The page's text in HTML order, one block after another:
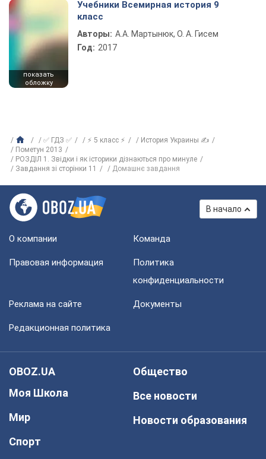
показать
обложку
Учебники Всемирная история 9
класс
Авторы: А.А. Мартынюк, О. А. Гисем
Год: 2017
✅ ГДЗ ✅ ⚡ 5 класс ⚡
История Украины ✍
Пометун 2013
РОЗДІЛ 1. Звідки і як історики дізнаються про минуле
Завдання зі сторінки 11
Домашнє завдання
В начало
О компании Команда
Правовая информация
Политика
конфиденциальности
Реклама на сайте Документы
Редакционная политика
OBOZ.UA
Моя Школа
Мир
Спорт
Общество
Все новости
Новости образования